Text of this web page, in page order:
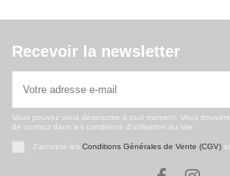
Recevoir la newsletter
Vous pouvez vous désinscrire à tout moment. Vous
de contact dans les conditions d'utilisation du site.
J'accepte les Conditions Générales de Vente (CGV)et